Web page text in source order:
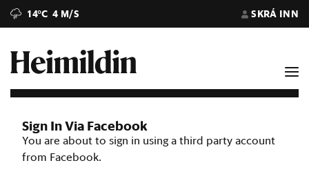
14°C 4 M/S SKRÁ INN
Sign In Via Facebook
You are about to sign in using a third party account
from Facebook.